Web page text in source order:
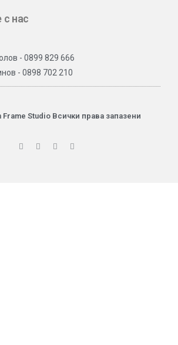
нас
- 0899 829 666
- 0898 702 210
Frame Studio Всички права запазени